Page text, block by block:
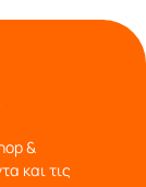
&
και τις